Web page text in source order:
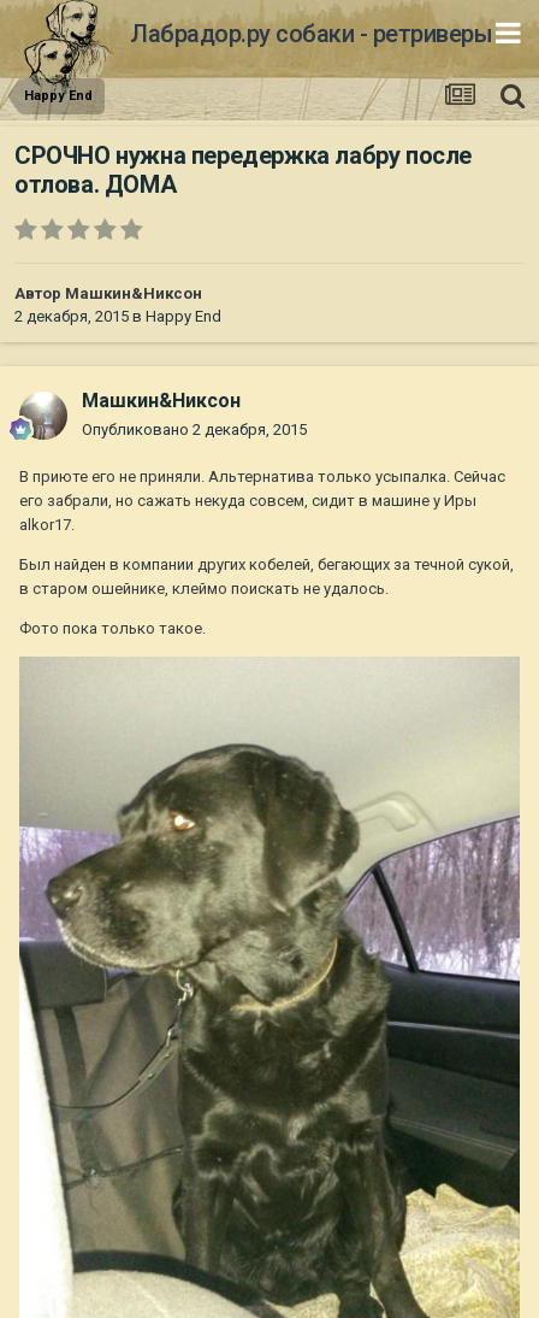
Лабрадор.ру собаки - ретриверы
Happy End
СРОЧНО нужна передержка лабру после
отлова. ДОМА
Автор Машкин&Никсон
2 декабря, 2015 в Happy End
Машкин&Никсон
Опубликовано 2 декабря, 2015
В приюте его не приняли. Альтернатива только усыпалка. Сейчас
его забрали, но сажать некуда совсем, сидит в машине у Иры
alkor17.
Был найден в компании других кобелей, бегающих за течной сукой,
в старом ошейнике, клеймо поискать не удалось.
Фото пока только такое.